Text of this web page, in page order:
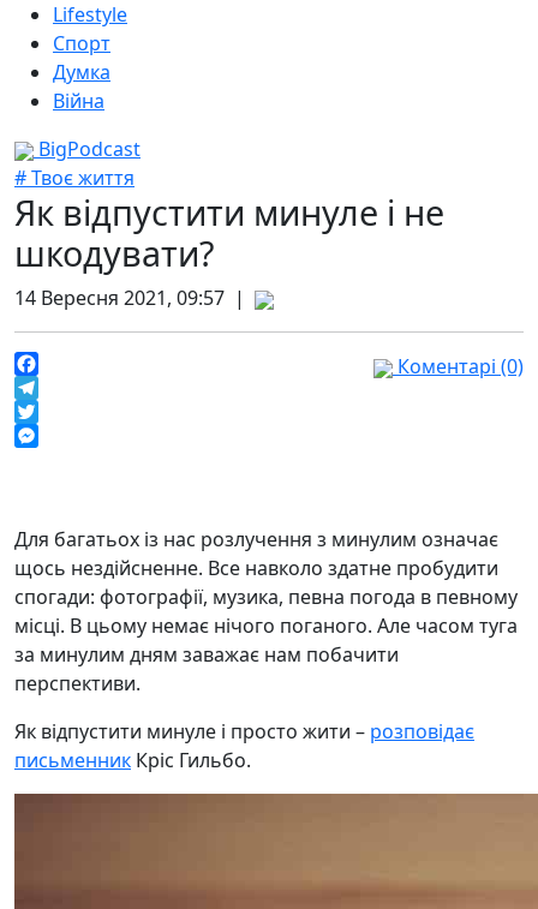
Lifestyle
Спорт
Думка
Війна
BigPodcast
# Твоє життя
Як відпустити минуле і не
шкодувати?
14 Вересня 2021, 09:57 |
Facebook
Telegram
Twitter
Коментарі (0)
Для багатьох із нас розлучення з минулим означає
щось нездійсненне. Все навколо здатне пробудити
спогади: фотографії, музика, певна погода в певному
місці. В цьому немає нічого поганого. Але часом туга
за минулим дням заважає нам побачити
перспективи.
Як відпустити минуле і просто жити – розповідає
письменник Кріс Гильбо.